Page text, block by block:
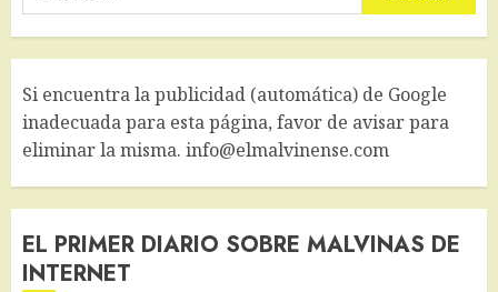
Si encuentra la publicidad (automática) de Google
inadecuada para esta página, favor de avisar para
eliminar la misma. info@elmalvinense.com
EL PRIMER DIARIO SOBRE MALVINAS DE
INTERNET